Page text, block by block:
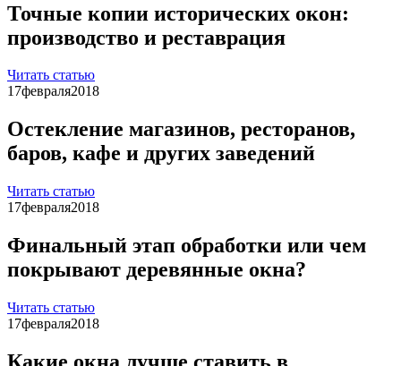
Точные копии исторических окон:
производство и реставрация
Читать статью
17февраля2018
Остекление магазинов, ресторанов,
баров, кафе и других заведений
Читать статью
17февраля2018
Финальный этап обработки или чем
покрывают деревянные окна?
Читать статью
17февраля2018